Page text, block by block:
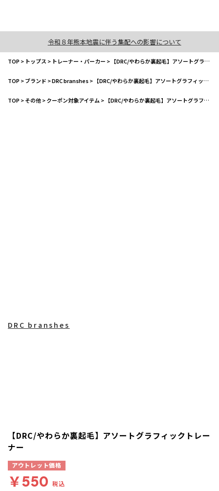
令和８年熊本地震に伴う集配への影響について
TOP> トップス > トレーナー・パーカー > 【DRC/やわらか裏起毛】アソートグラフィックトレーナー
TOP>ブランド >DRC branshes> 【DRC/やわらか裏起毛】アソートグラフィックトレーナー
TOP>その他>クーポン対象アイテム > 【DRC/やわらか裏起毛】アソートグラフィックトレーナー
DRC branshes
【DRC/やわらか裏起毛】アソートグラフィックトレー
ナー
アウトレット価格
￥550 税込